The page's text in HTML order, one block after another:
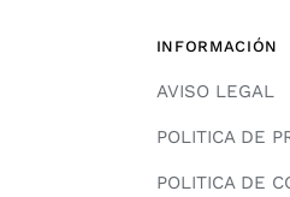
INFORMACIÓN
AVISO LEGAL
POLITICA DE
POLITICA DE